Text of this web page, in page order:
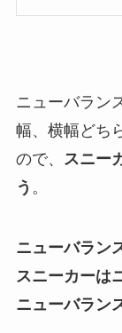
ニューバラン
幅、横幅どち
ので、 スニー
う 。
ニューバラン
スニーカーは
ニューバラン